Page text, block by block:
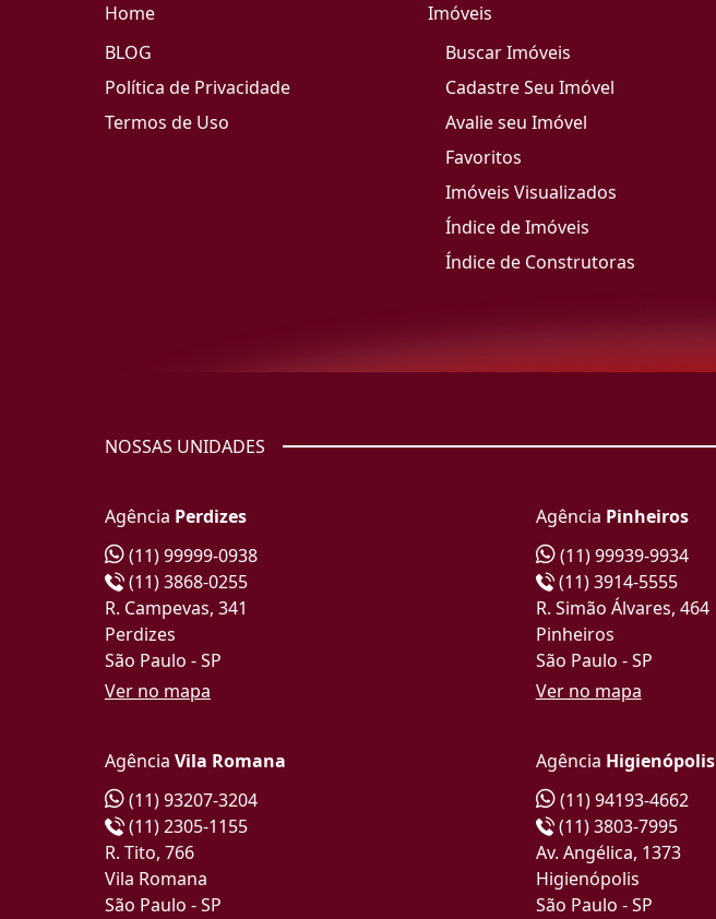
Home
BLOG
Política de Privacidade
Termos de Uso
Imóveis
Buscar Imóveis
Cadastre Seu Imóvel
Avalie seu Imóvel
Favoritos
Imóveis Visualizados
Índice de Imóveis
Índice de Construtoras
NOSSAS UNIDADES
Agência Perdizes
(11) 99999-0938
(11) 3868-0255
R. Campevas, 341
Perdizes
São Paulo - SP
Ver no mapa
Agência Pinheiros
(11) 99939-9934
(11) 3914-5555
R. Simão Álvares, 464
Pinheiros
São Paulo - SP
Ver no mapa
Agência Vila Romana
(11) 93207-3204
(11) 2305-1155
R. Tito, 766
Vila Romana
São Paulo - SP
Agência Higienópolis
(11) 94193-4662
(11) 3803-7995
Av. Angélica, 1373
Higienópolis
São Paulo - SP